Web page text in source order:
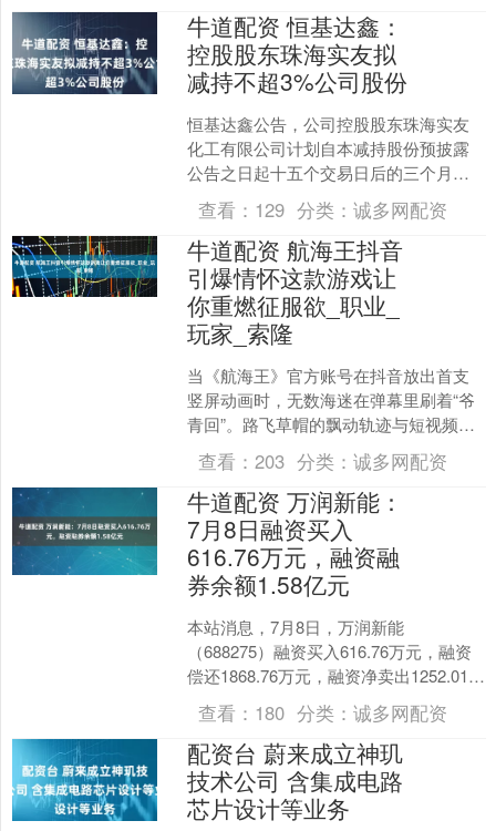
牛道配资 恒基达鑫：
控股股东珠海实友拟
减持不超3%公司股份
恒基达鑫公告，公司控股股东珠海实友
化工有限公司计划自本减持股份预披露
公告之日起十五个交易日后的三个月
内，以集中竞价及大宗交易方式减持公
司股份合计不超过12,10....
查看： 129 分类：诚多网配资
牛道配资 航海王抖音
引爆情怀这款游戏让
你重燃征服欲_职业_
玩家_索隆
当《航海王》官方账号在抖音放出首支
竖屏动画时，无数海迷在弹幕里刷着“爷
青回”。路飞草帽的飘动轨迹与短视频的
滑动方向完美契合，索隆的三刀流在15
秒卡点视频里燃炸全....
查看：203 分类：诚多网配资
牛道配资 万润新能：
7月8日融资买入
616.76万元，融资融
券余额1.58亿元
本站消息，7月8日，万润新能
（688275）融资买入616.76万元，融资
偿还1868.76万元，融资净卖出1252.01万
元，融资余额1.58亿元。 融券方面....
查看： 180 分类：诚多网配资
配资台 蔚来成立神玑
技术公司 含集成电路
芯片设计等业务